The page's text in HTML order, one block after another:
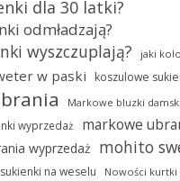
dla 30 latki?
odmładzają?
wyszczuplają? jaki
w paski koszulowe
Markowe bluzki
wyprzedaż markowe
wyprzedaż mohito
na weselu Nowości kurtki